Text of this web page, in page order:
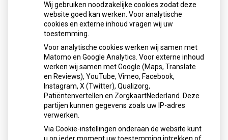
Sinds huisartsen afslankmedicijnen mogen voorschrijven,
neemt gebruik toe
Schurft sinds corona geen vergeten ziekte meer: aantal
uitbraken fors gestegen
Stoppen met afslankmedicijnen betekent zonder
leefstijlaanpassingen weer gewichtstoename
Kookadvies drinkwater in provincie Utrecht vanwege
besmetting
Terugroepactie babyvoeding Nestlé: bacterie kan baby’s
ziek maken
Wij gebruiken noodzakelijke cookies zodat deze
website goed kan werken. Voor analytische
cookies en externe inhoud vragen wij uw
toestemming.
Voor analytische cookies werken wij samen met
Matomo en Google Analytics. Voor externe inhoud
werken wij samen met Google (Maps, Translate
en Reviews), YouTube, Vimeo, Facebook,
Instagram, X (Twitter), Qualizorg,
Patiëntenvertellen en ZorgkaartNederland. Deze
partijen kunnen gegevens zoals uw IP-adres
verwerken.
Via Cookie-instellingen onderaan de website kunt